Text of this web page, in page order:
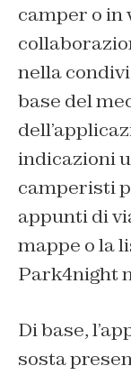
camper o in
nella
base del
indicazioni
camperisti
appunti di
mappe o la
Park4night
Di base,
sosta